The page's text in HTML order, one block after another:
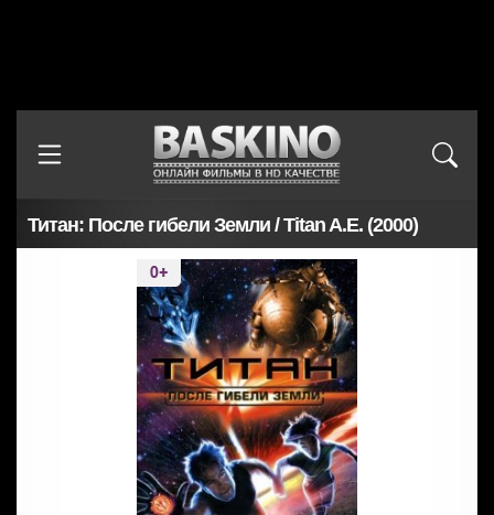
Титан: После гибели Земли / Titan A.E. (2000)